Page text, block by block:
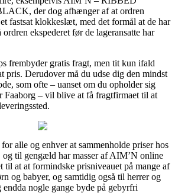
der dog afhænger af at ordren
fastsat klokkeslæt, med det formål at de har
ekspederet før de lageransatte har
frembyder gratis fragt, men tit kun ifald
pris. Derudover må du udse dig den mindst
som ofte – uanset om du opholder sig
Faaborg – vil blive at få fragtfirmaet til at
alle og enhver at sammenholde priser hos
og til gengæld har masser af AIM’N online
til at at formindske prisniveauet på mange af
og babyer, og samtidig også til herrer og
nogle gange byde på gebyrfri